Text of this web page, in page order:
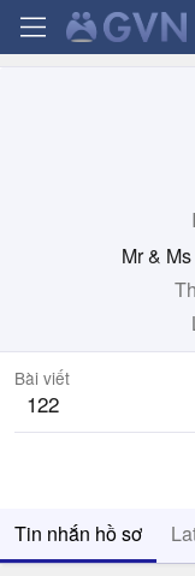
Mr &
Bài viết
122
Tin nhắn hồ sơ